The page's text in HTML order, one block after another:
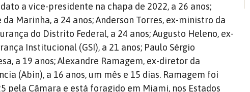
a vice-presidente na chapa de 2022, a 26 anos;
Marinha, a 24 anos; Anderson Torres, ex-ministro da
do Distrito Federal, a 24 anos; Augusto Heleno, ex-
Institucional (GSI), a 21 anos; Paulo Sérgio
a 19 anos; Alexandre Ramagem, ex-diretor da
(Abin), a 16 anos, um mês e 15 dias. Ramagem foi
pela Câmara e está foragido em Miami, nos Estados